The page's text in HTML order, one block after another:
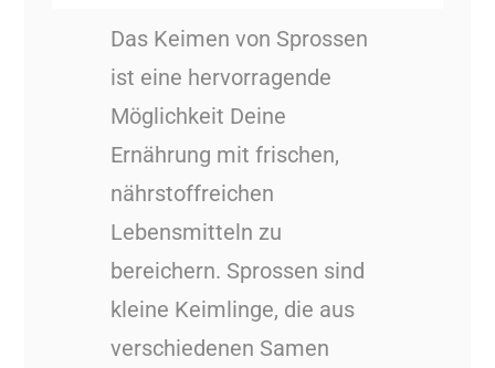
Das Keimen von Sprossen
ist eine hervorragende
Möglichkeit Deine
Ernährung mit frischen,
nährstoffreichen
Lebensmitteln zu
bereichern. Sprossen sind
kleine Keimlinge, die aus
verschiedenen Samen